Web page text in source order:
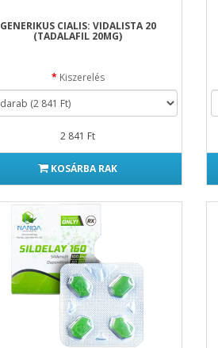
GENERIKUS CIALIS: VIDALISTA 20
(TADALAFIL 20MG)
Kiszerelés
2 841 Ft
KOSÁRBA RAK